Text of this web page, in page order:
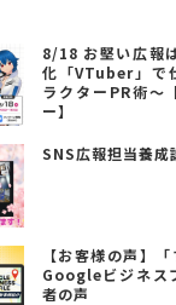
8/18 お堅い広報
化「VTuber」で
ラクターPR術～
ー】
SNS広報担当養成
【お客様の声】
Googleビジネス
者の声